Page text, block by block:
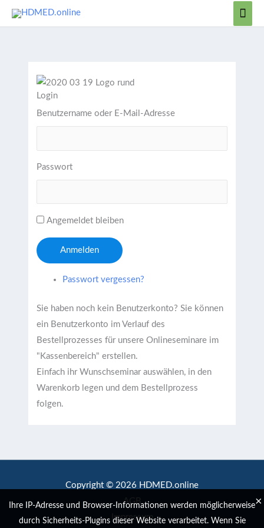
Zum
Login
Benutzername oder E-Mail-Adresse
Passwort
Angemeldet bleiben
Anmelden
Passwort vergessen?
Sie haben noch kein Benutzerkonto? Sie können
ein Benutzerkonto im Verlauf des
Bestellprozesses für unsere Onlineseminare im
"Kassenbereich" erstellen.
Einfach ihr Wunschseminar auswählen, in den
Warenkorb legen und dem Bestellprozess
folgen.
Copyright © 2026 HDMED.online
AGB
Impressum
Ihre IP-Adresse und Browser-Informationen werden möglicherweise
durch Sicherheits-Plugins dieser Website verarbeitet. Wenn Sie
×